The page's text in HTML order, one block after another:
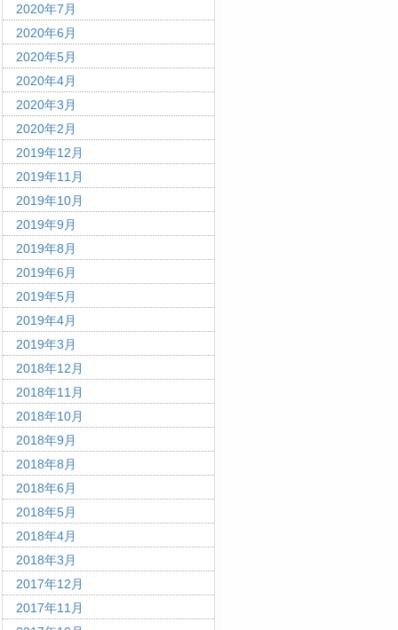
2020年7月
2020年6月
2020年5月
2020年4月
2020年3月
2020年2月
2019年12月
2019年11月
2019年10月
2019年9月
2019年8月
2019年6月
2019年5月
2019年4月
2019年3月
2018年12月
2018年11月
2018年10月
2018年9月
2018年8月
2018年6月
2018年5月
2018年4月
2018年3月
2017年12月
2017年11月